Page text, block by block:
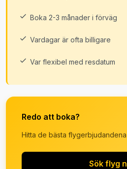
Boka 2-3 månader i förväg
Vardagar är ofta billigare
Var flexibel med resdatum
Redo att boka?
Hitta de bästa
Sök flyg